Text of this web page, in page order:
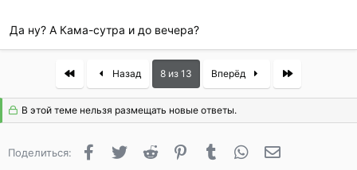
Да ну? А Кама-сутра и до вечера?
Назад 8 из 13 Вперёд Last
В этой теме нельзя размещать новые ответы.
Поделиться: FacebookTwitter Reddit PinterestTumblr WhatsApp